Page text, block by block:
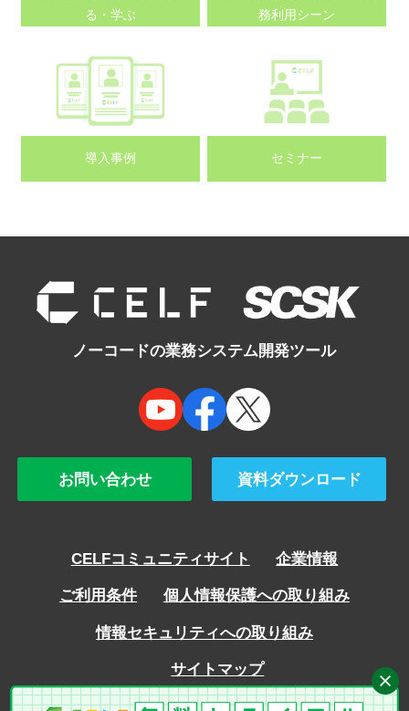
る・学ぶ
務利用シーン
導入事例 セミナー
ノーコードの業務システム開発ツール
お問い合わせ 資料ダウンロード
CELFコミュニティサイト 企業情報
ご利用条件 個人情報保護への取り組み
情報セキュリティへの取り組み
サイトマップ